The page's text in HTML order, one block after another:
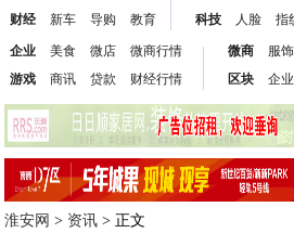
财经
新车
导购
教育
科技
人脸
指
企业
游戏
美食
商讯
微店
贷款
微商行情
财经行情
微商
区块
服饰
企业
淮安网 > 资讯 > 正文